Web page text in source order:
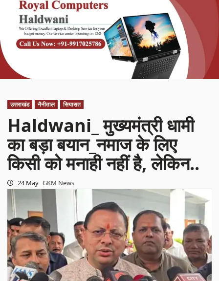
उत्तराखंड नैनीताल सियासत
Haldwani_ मुख्यमंत्री धामी
का बड़ा बयान_नमाज के लिए
किसी को मनाही नहीं है, लेकिन..
24 May GKM News